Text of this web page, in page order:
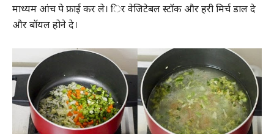
माध्यम आंच पे फ्राई कर ले। िर वेजिटेबल स्टॉक और हरी मिर्च डाल दे
और बॉयल होने दे।